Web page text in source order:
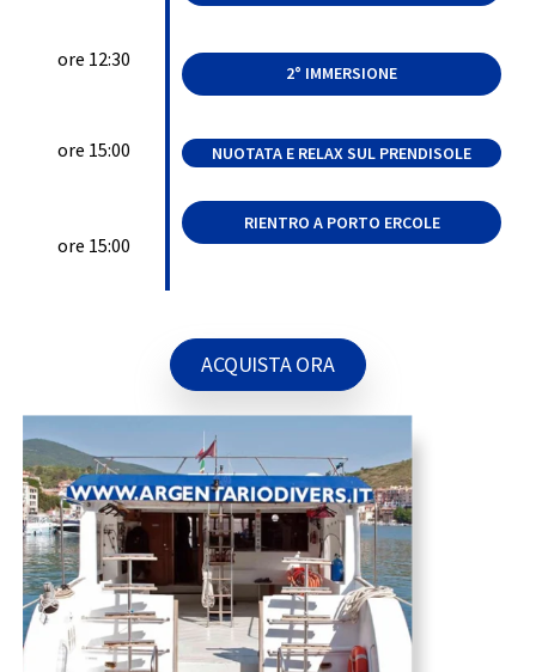
ore 12:30
ore 15:00
ore 15:00
2° IMMERSIONE
NUOTATA E RELAX SUL PRENDISOLE
RIENTRO A PORTO ERCOLE
ACQUISTA ORA